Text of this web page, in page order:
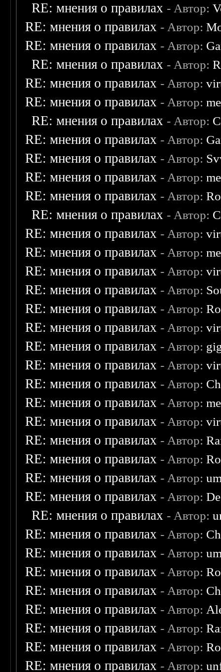
RE: мнения о правилах - Автор:
RE: мнения о правилах - Автор:
RE: мнения о правилах - Автор:
RE: мнения о правилах - Автор:
RE: мнения о правилах - Автор:
RE: мнения о правилах - Автор:
RE: мнения о правилах - Автор:
RE: мнения о правилах - Автор:
RE: мнения о правилах - Автор:
RE: мнения о правилах - Автор:
RE: мнения о правилах - Автор:
RE: мнения о правилах - Автор:
RE: мнения о правилах - Автор:
RE: мнения о правилах - Автор:
RE: мнения о правилах - Автор:
RE: мнения о правилах - Автор:
RE: мнения о правилах - Автор:
RE: мнения о правилах - Автор:
RE: мнения о правилах - Автор:
RE: мнения о правилах - Автор:
RE: мнения о правилах - Автор:
RE: мнения о правилах - Автор:
RE: мнения о правилах - Автор:
RE: мнения о правилах - Автор:
RE: мнения о правилах - Автор:
RE: мнения о правилах - Автор:
RE: мнения о правилах - Автор:
RE: мнения о правилах - Автор:
RE: мнения о правилах - Автор:
RE: мнения о правилах - Автор:
RE: мнения о правилах - Автор:
RE: мнения о правилах - Автор:
RE: мнения о правилах - Автор:
RE: мнения о правилах - Автор:
RE: мнения о правилах - Автор:
RE: мнения о правилах - Автор: